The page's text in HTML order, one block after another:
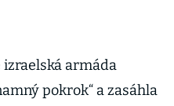
izraelská armáda
pokrok“ a zasáhla